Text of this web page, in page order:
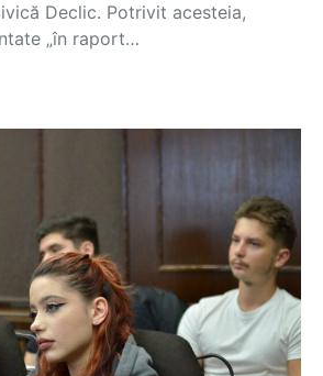
Declic. Potrivit acesteia,
„în raport…